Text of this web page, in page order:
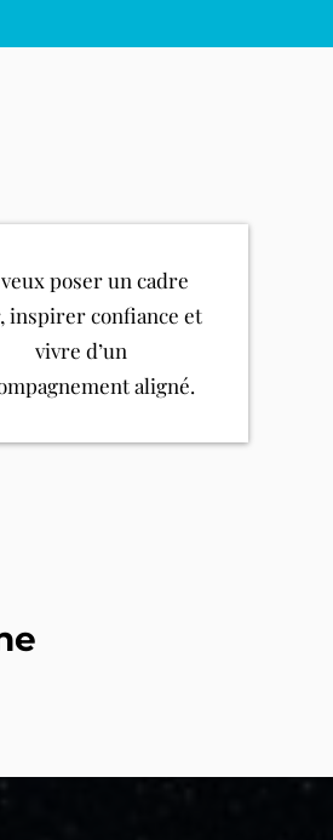
poser un cadre
inspirer confiance et
vivre d’un
aligné.